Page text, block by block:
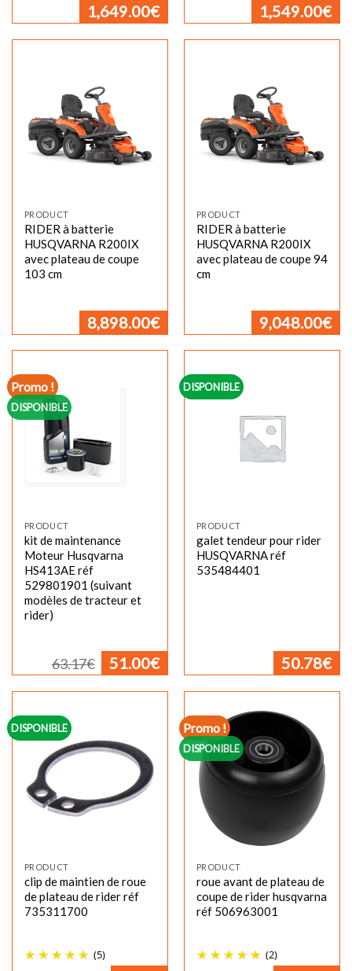
1,649.00€ 1,549.00€
PRODUCT
RIDER à batterie
HUSQVARNA R200IX
avec plateau de coupe
103 cm
8,898.00€
PRODUCT
RIDER à batterie
HUSQVARNA R200IX
avec plateau de coupe 94
cm
9,048.00€
Promo !
DISPONIBLE
PRODUCT
kit de maintenance
Moteur Husqvarna
HS413AE réf
529801901 (suivant
modèles de tracteur et
rider)
63.17€ Le
prix
initial
63.17€.
51.00€ Le
actuel
51.00€.
DISPONIBLE
PRODUCT
galet tendeur pour rider
HUSQVARNA réf
535484401
50.78€
DISPONIBLE
PRODUCT
clip de maintien de roue
de plateau de rider réf
735311700
(5)
Promo !
DISPONIBLE
PRODUCT
roue avant de plateau de
coupe de rider husqvarna
réf 506963001
(2)